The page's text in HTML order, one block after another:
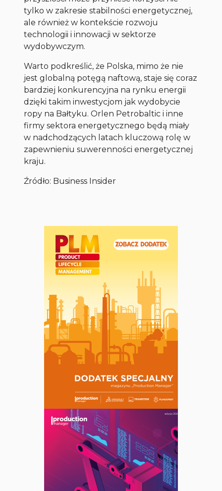
tylko w zakresie stabilności energetycznej,
ale również w kontekście rozwoju
technologii i innowacji w sektorze
wydobywczym.
Warto podkreślić, że Polska, mimo że nie
jest globalną potęgą naftową, staje się coraz
bardziej konkurencyjna na rynku energii
dzięki takim inwestycjom jak wydobycie
ropy na Bałtyku. Orlen Petrobaltic i inne
firmy sektora energetycznego będą miały
w nadchodzących latach kluczową rolę w
zapewnieniu suwerenności energetycznej
kraju.
Źródło: Business Insider